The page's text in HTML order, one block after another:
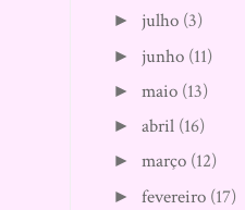
► julho (3)
► junho (11)
►maio (13)
►abril (16)
►março (12)
►fevereiro (17)